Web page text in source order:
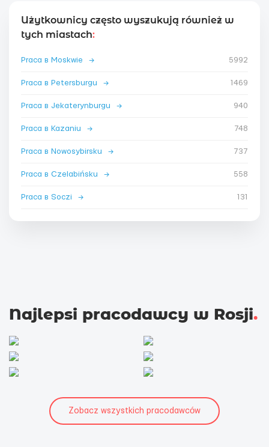
Użytkownicy często wyszukują również w
tych miastach:
Praca в Moskwie → 5992
Praca в Petersburgu → 1469
Praca в Jekaterynburgu → 940
Praca в Kazaniu → 748
Praca в Nowosybirsku → 737
Praca в Czelabińsku → 558
Praca в Soczi → 131
Najlepsi pracodawcy w Rosji.
Zobacz wszystkich pracodawców